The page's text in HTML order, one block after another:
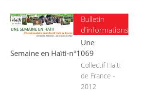
Bulletin
d'informations
Une
Semaine en Haïti-n°1069
Collectif Haïti
de France -
2012